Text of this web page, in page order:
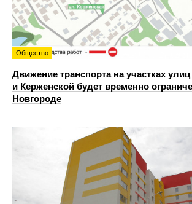
Общество
Движение транспорта на участках
и Керженской будет временно
Новгороде